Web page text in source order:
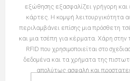
εξώθησης εξασφαλίζει γρήγορη και
κάρτες. Η κομψή λειτουργικότητα
περιλαμβάνει επίσης μια πρόσθετη
και μια τσέπη για κέρματα. Χάρη στην
RFID που χρησιμοποιείται στο
δεδομένα και τα χρήματα της
απολύτως ασφαλή και